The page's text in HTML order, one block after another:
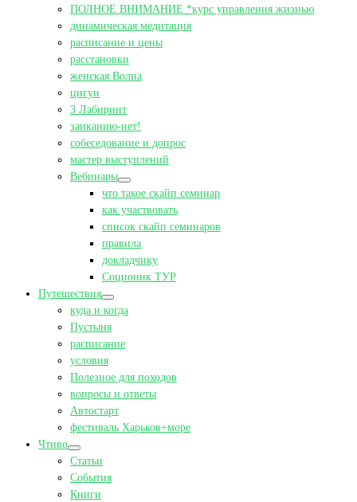
ПОЛНОЕ ВНИМАНИЕ *курс управления жизнью
динамическая медитация
расписание и цены
расстановки
женская Волна
цигун
3 Лабиринт
заиканию-нет!
собеседование и допрос
мастер выступлений
Вебинары
что такое скайп семинар
как участвовать
список скайп семинаров
правила
докладчику
Соционик ТУР
Путешествия
куда и когда
Пустыня
расписание
условия
Полезное для походов
вопросы и ответы
Автостарт
фестиваль Харьков+море
Чтиво
Статьи
События
Книги